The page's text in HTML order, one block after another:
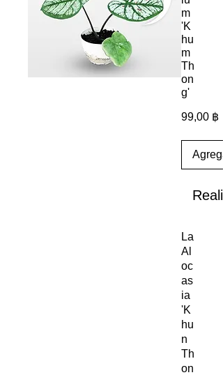
m
'K
hu
m
Th
on
g'
99,00 ฿
La
Al
oc
as
ia
'K
hu
n
Th
on